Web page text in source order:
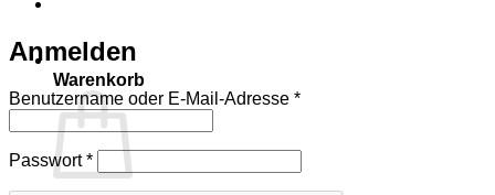
Warenkorb
Anmelden
Benutzername oder E-Mail-Adresse *Erforderlich
Passwort*Erforderlich